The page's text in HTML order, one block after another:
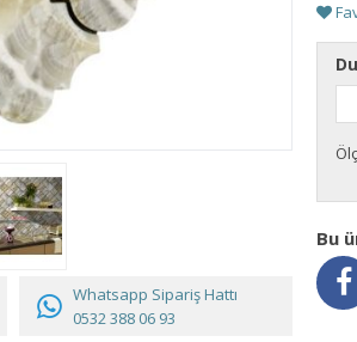
Whatsapp Sipariş Hattı
0532 388 06 93
Bu